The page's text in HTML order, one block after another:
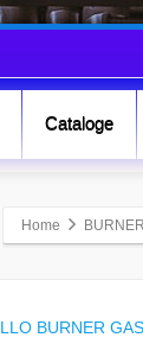
Cataloge
Home